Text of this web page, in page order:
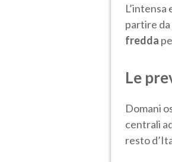
partire da
fredda
Le
Domani
centrali
resto